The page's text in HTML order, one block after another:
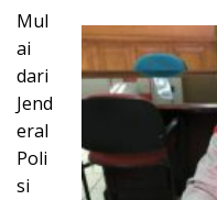
Mul
ai
dari
Jend
eral
Poli
si